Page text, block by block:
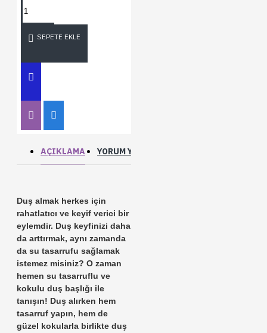
SEPETE EKLE
AÇIKLAMA YORUM YAP
Duş almak herkes için
rahatlatıcı ve keyif verici bir
eylemdir. Duş keyfinizi daha
da arttırmak, aynı zamanda
da su tasarrufu sağlamak
istemez misiniz? O zaman
hemen su tasarruflu ve
kokulu duş başlığı ile
tanışın! Duş alırken hem
tasarruf yapın, hem de
güzel kokularla birlikte duş